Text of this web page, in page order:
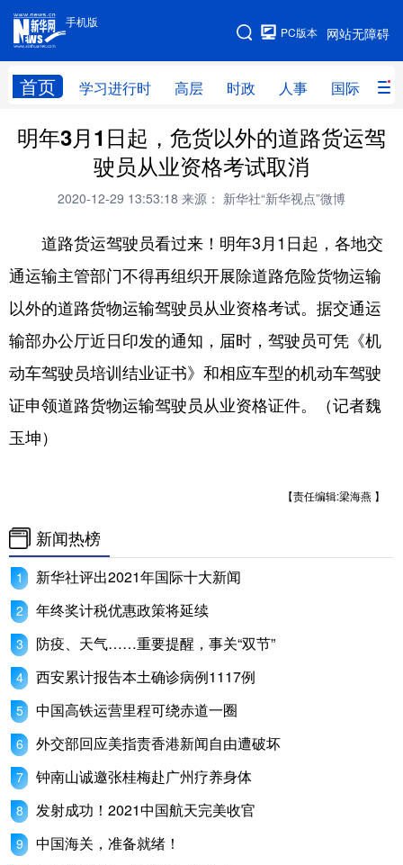
手机版
网站无障碍
PC版本
首页 学习进行时 高层 时政 人事 国际 财
手机版
网站地图
学习进行时 高层 时政 人事
财经 网评
全球连线 教育
科技 科创 量子 体育
文化 书画 健康 军事
法律 中央文件 金融 汽车
食品 人居 信息化 数字经济
学术中国
公益
文化产业
地方频道
辽宁 吉林 上海
浙江 安徽 福建
山东 河南 湖北
广东 广西
明年3月1日起，危货以外的道路货运驾
驶员从业资格考试取消
2020-12-29 13:53:18 来源： 新华社“新华视点”微博
道路货运驾驶员看过来！明年3月1日起，各地交
通运输主管部门不得再组织开展除道路危险货物运输
以外的道路货物运输驾驶员从业资格考试。据交通运
输部办公厅近日印发的通知，届时，驾驶员可凭《机
动车驾驶员培训结业证书》和相应车型的机动车驾驶
证申领道路货物运输驾驶员从业资格证件。（记者魏
玉坤）
【责任编辑:梁海燕 】
新闻热榜
新华社评出2021年国际十大新闻
年终奖计税优惠政策将延续
防疫、天气……重要提醒，事关“双节”
西安累计报告本土确诊病例1117例
中国高铁运营里程可绕赤道一圈
外交部回应美指责香港新闻自由遭破坏
钟南山诚邀张桂梅赴广州疗养身体
发射成功！2021中国航天完美收官
中国海关，准备就绪！